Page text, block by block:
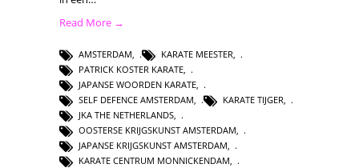
Read More →
AMSTERDAM KARATE MEESTER
PATRICK KOSTER KARATE
JAPANSE WOORDEN KARATE,
SELF DEFENCE AMSTERDAM, KARATE TIJGER,
JKA THE NETHERLANDS,
OOSTERSE KRIJGSKUNST AMSTERDAM,
JAPANSE KRIJGSKUNST AMSTERDAM,
KARATE CENTRUM MONNICKENDAM,